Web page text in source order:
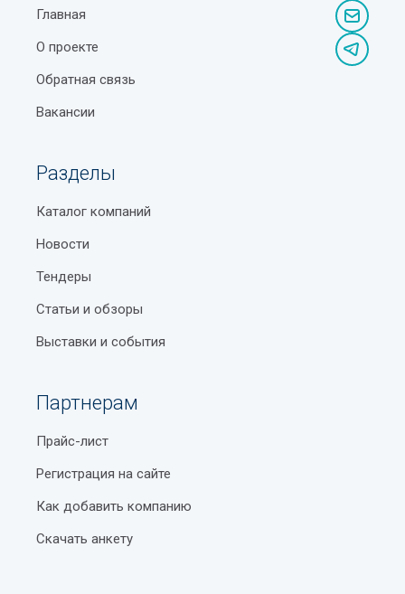
Главная
О проекте
Обратная связь
Вакансии
Разделы
Каталог компаний
Новости
Тендеры
Статьи и обзоры
Выставки и события
Партнерам
Прайс-лист
Регистрация на сайте
Как добавить компанию
Скачать анкету